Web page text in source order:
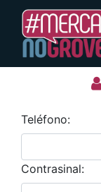
Teléfono:
Contrasinal: